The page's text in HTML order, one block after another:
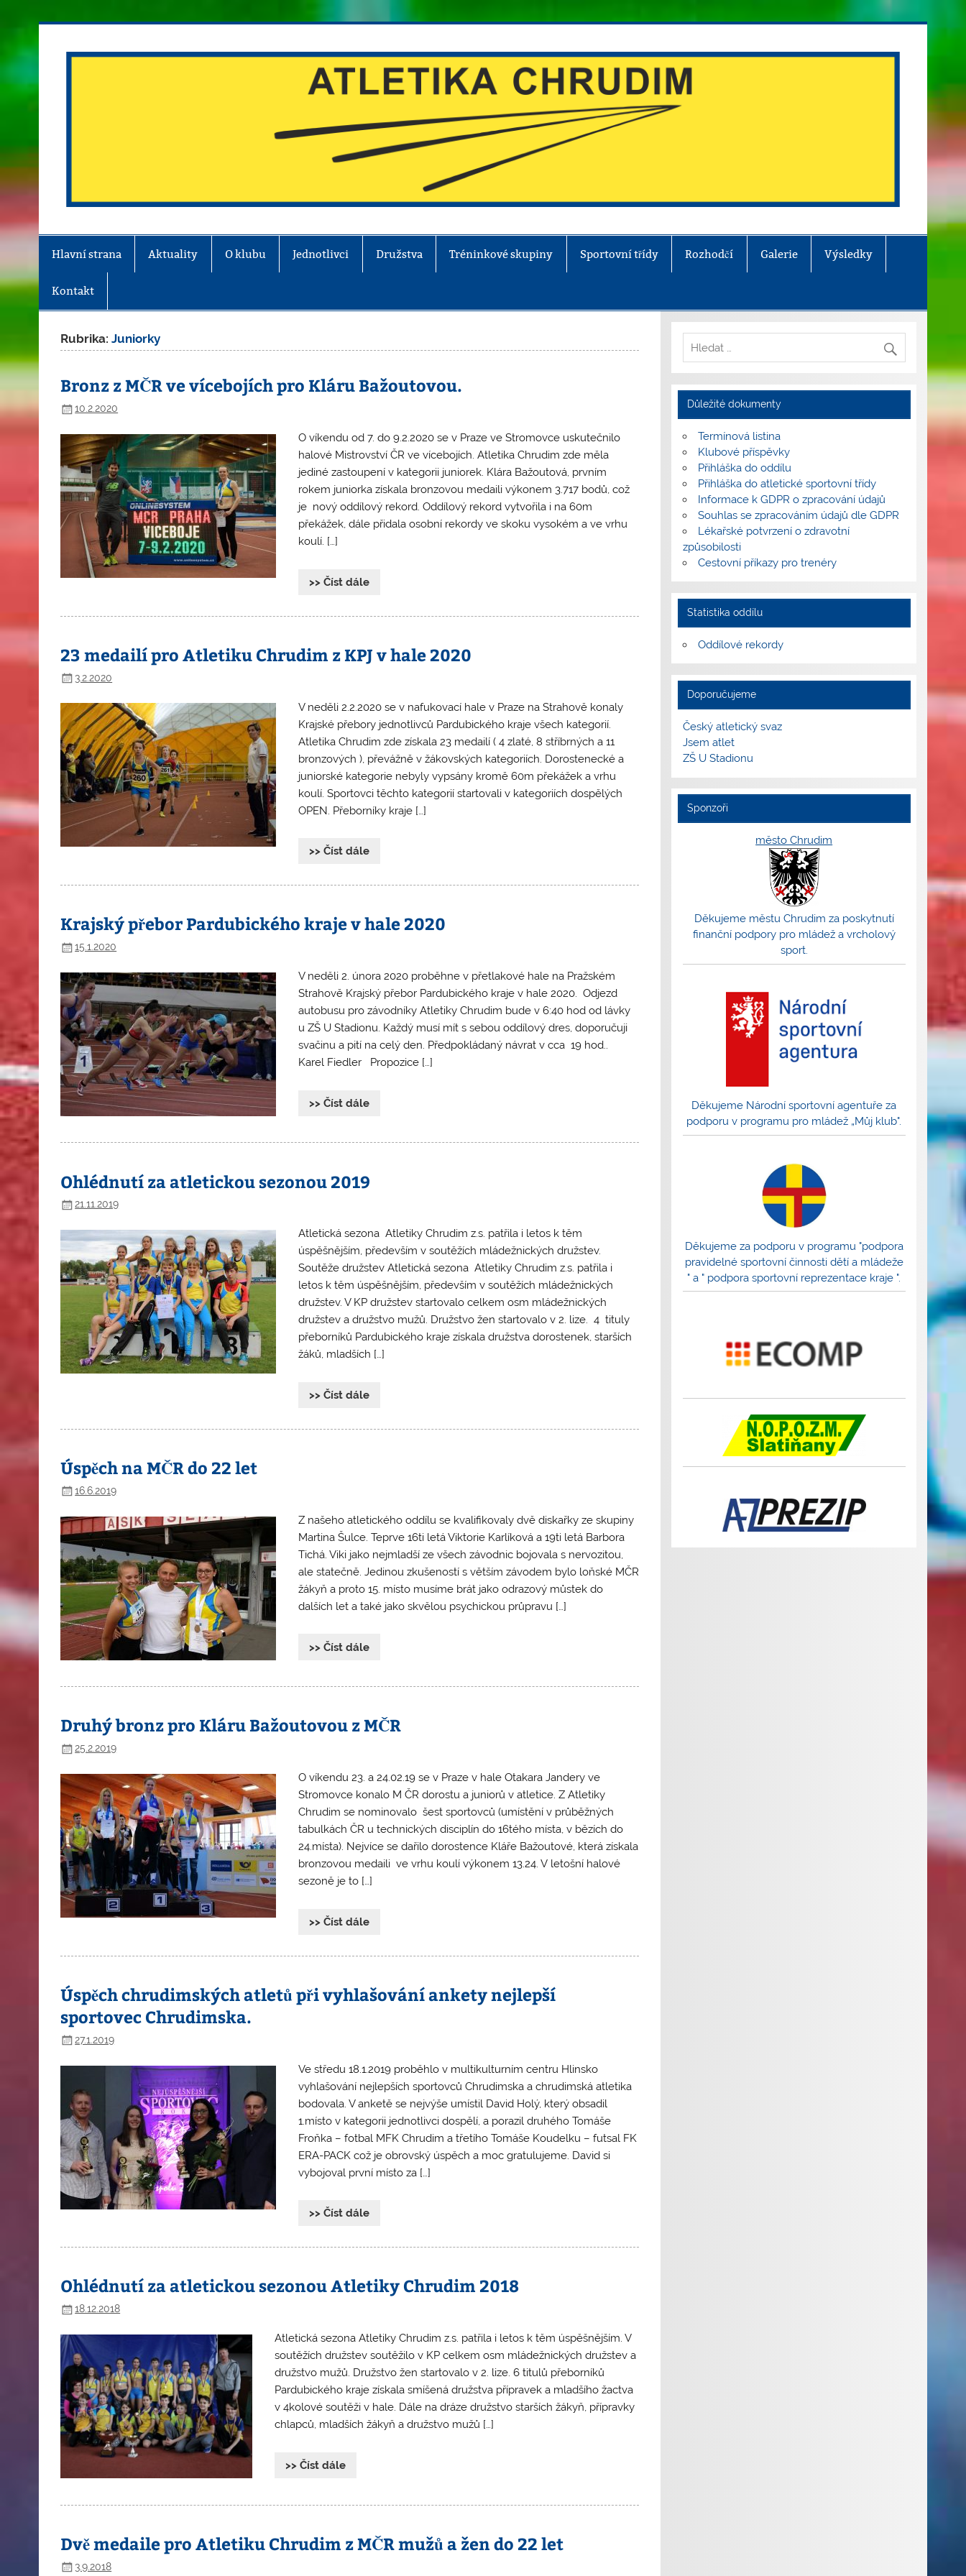
content
Hlavní strana Aktuality O klubu Jednotlivci Družstva Tréninkové skupiny Sportovní třídy Rozhodčí Galerie Výsledky
Kontakt
Rubrika:Juniorky
Bronz z MČR ve vícebojích pro Kláru Bažoutovou.
10.2.2020
O víkendu od 7. do 9.2.2020 se v Praze ve Stromovce uskutečnilo
halové Mistrovství ČR ve vícebojích. Atletika Chrudim zde měla
jediné zastoupení v kategorii juniorek. Klára Bažoutová, prvním
rokem juniorka získala bronzovou medaili výkonem 3.717 bodů, což
je nový oddílový rekord. Oddílový rekord vytvořila i na 60m
překážek, dále přidala osobní rekordy ve skoku vysokém a ve vrhu
koulí. […]
>> Číst dále
23 medailí pro Atletiku Chrudim z KPJ v hale 2020
3.2.2020
V neděli 2.2.2020 se v nafukovací hale v Praze na Strahově konaly
Krajské přebory jednotlivců Pardubického kraje všech kategorií.
Atletika Chrudim zde získala 23 medailí ( 4 zlaté, 8 stříbrných a 11
bronzových ), převážně v žákovských kategoriích. Dorostenecké a
juniorské kategorie nebyly vypsány kromě 60m překážek a vrhu
koulí. Sportovci těchto kategorií startovali v kategoriích dospělých
OPEN. Přeborníky kraje […]
>> Číst dále
Krajský přebor Pardubického kraje v hale 2020
15.1.2020
V neděli 2. února 2020 proběhne v přetlakové hale na Pražském
Strahově Krajský přebor Pardubického kraje v hale 2020. Odjezd
autobusu pro závodníky Atletiky Chrudim bude v 6:40 hod od lávky
u ZŠ U Stadionu. Každý musí mít s sebou oddílový dres, doporučuji
svačinu a pití na celý den. Předpokládaný návrat v cca 19 hod..
Karel Fiedler Propozice […]
>> Číst dále
Ohlédnutí za atletickou sezonou 2019
21.11.2019
Atletická sezona Atletiky Chrudim z.s. patřila i letos k těm
úspěšnějším, především v soutěžích mládežnických družstev.
Soutěže družstev Atletická sezona Atletiky Chrudim z.s. patřila i
letos k těm úspěšnějším, především v soutěžích mládežnických
družstev. V KP družstev startovalo celkem osm mládežnických
družstev a družstvo mužů. Družstvo žen startovalo v 2. lize. 4 tituly
přeborníků Pardubického kraje získala družstva dorostenek, starších
žáků, mladších […]
>> Číst dále
Úspěch na MČR do 22 let
16.6.2019
Z našeho atletického oddílu se kvalifikovaly dvě diskařky ze skupiny
Martina Šulce. Teprve 16ti letá Viktorie Karlíková a 19ti letá Barbora
Tichá. Viki jako nejmladší ze všech závodnic bojovala s nervozitou,
ale statečně. Jedinou zkušeností s větším závodem bylo loňské MČR
žákyň a proto 15. místo musíme brát jako odrazový můstek do
dalších let a také jako skvělou psychickou průpravu […]
>> Číst dále
Druhý bronz pro Kláru Bažoutovou z MČR
25.2.2019
O víkendu 23. a 24.02.19 se v Praze v hale Otakara Jandery ve
Stromovce konalo M ČR dorostu a juniorů v atletice. Z Atletiky
Chrudim se nominovalo šest sportovců (umístění v průběžných
tabulkách ČR u technických disciplín do 16tého místa, v bězích do
24.místa). Nejvíce se dařilo dorostence Kláře Bažoutové, která získala
bronzovou medaili ve vrhu koulí výkonem 13.24. V letošní halové
sezoně je to […]
>> Číst dále
Úspěch chrudimských atletů při vyhlašování ankety nejlepší
sportovec Chrudimska.
27.1.2019
Ve středu 18.1.2019 proběhlo v multikulturním centru Hlinsko
vyhlašování nejlepších sportovců Chrudimska a chrudimská atletika
bodovala. V anketě se nejvýše umístil David Holý, který obsadil
1.místo v kategorii jednotlivci dospělí, a porazil druhého Tomáše
Froňka – fotbal MFK Chrudim a třetího Tomáše Koudelku – futsal FK
ERA-PACK což je obrovský úspěch a moc gratulujeme. David si
vybojoval první místo za […]
>> Číst dále
Ohlédnutí za atletickou sezonou Atletiky Chrudim 2018
18.12.2018
Atletická sezona Atletiky Chrudim z.s. patřila i letos k těm úspěšnějším. V
soutěžích družstev soutěžilo v KP celkem osm mládežnických družstev a
družstvo mužů. Družstvo žen startovalo v 2. lize. 6 titulů přeborníků
Pardubického kraje získala smíšená družstva přípravek a mladšího žactva
v 4kolové soutěži v hale. Dále na dráze družstvo starších žákyň, přípravky
chlapců, mladších žákyň a družstvo mužů […]
>> Číst dále
Dvě medaile pro Atletiku Chrudim z MČR mužů a žen do 22 let
3.9.2018
Důležité dokumenty
Termínová listina
Klubové příspěvky
Přihláška do oddílu
Přihláška do atletické sportovní třídy
Informace k GDPR o zpracování údajů
Souhlas se zpracováním údajů dle GDPR
Lékařské potvrzení o zdravotní
způsobilosti
Cestovní příkazy pro trenéry
Statistika oddílu
Oddílové rekordy
Doporučujeme
Český atletický svaz
Jsem atlet
ZŠ U Stadionu
Sponzoři
město Chrudim
Děkujeme městu Chrudim za poskytnutí
finanční podpory pro mládež a vrcholový
sport.
Děkujeme Národní sportovní agentuře za
podporu v programu pro mládež „Můj klub".
Děkujeme za podporu v programu "podpora
pravidelné sportovní činnosti dětí a mládeže
" a " podpora sportovní reprezentace kraje ".